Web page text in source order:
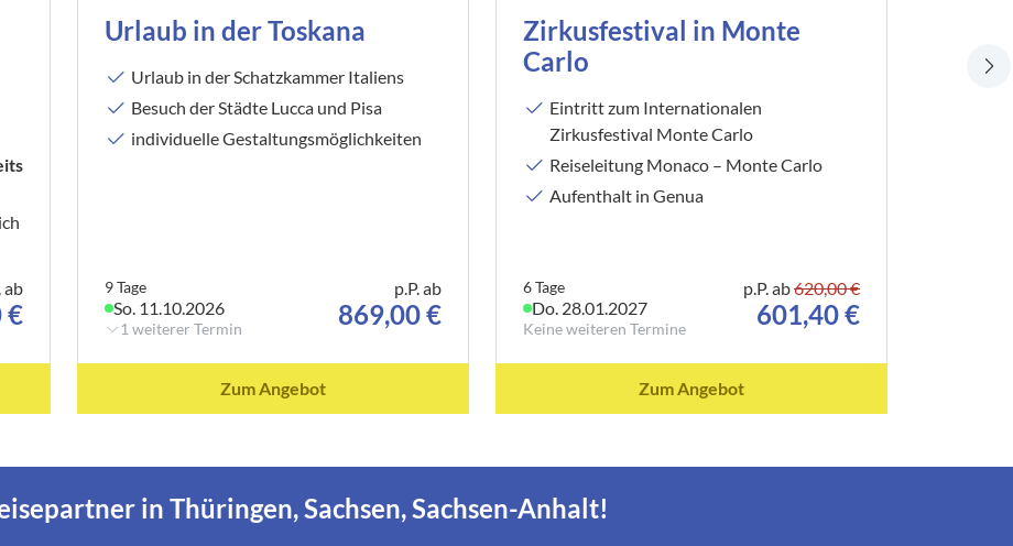
ab
€
Urlaub in der Toskana
Urlaub in der Schatzkammer Italiens
Besuch der Städte Lucca und Pisa
individuelle Gestaltungsmöglichkeiten
9 Tage
So. 11.10.2026
1 weiterer Termin
p.P. ab
869,00 €
Zum Angebot
Zirkusfestival in Monte
Carlo
Eintritt zum Internationalen
Zirkusfestival Monte Carlo
Reiseleitung Monaco – Monte Carlo
Aufenthalt in Genua
6 Tage
Do. 28.01.2027
Keine weiteren Termine
p.P. ab620,00 €
601,40 €
Zum Angebot
in Thüringen, Sachsen, Sachsen-Anhalt!